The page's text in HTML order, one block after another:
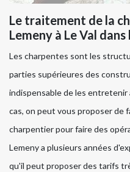
Le traitement de la
Lemeny à Le Val
Les charpentes sont les
parties supérieures des
indispensable de les entretenir
cas, on peut vous proposer de
charpentier pour faire des
Lemeny a plusieurs années
qu'il peut proposer des tarifs